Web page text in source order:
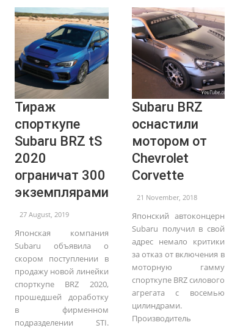
Тираж
спорткупе
Subaru BRZ tS
2020
ограничат 300
экземплярами
27 August, 2019
Японская компания
Subaru объявила о
скором поступлении в
продажу новой линейки
спорткупе BRZ 2020,
прошедшей доработку
в фирменном
подразделении STI.
Subaru BRZ
оснастили
мотором от
Chevrolet
Corvette
21 November, 2018
Японский автоконцерн
Subaru получил в свой
адрес немало критики
за отказ от включения в
моторную гамму
спорткупе BRZ силового
агрегата с восемью
цилиндрами.
Производитель